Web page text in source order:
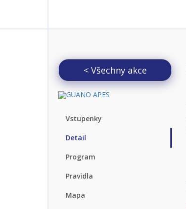
< Všechny akce
Vstupenky
Detail
Program
Pravidla
Mapa